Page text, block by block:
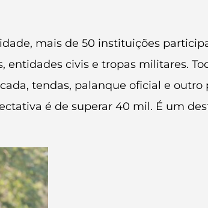
mais de 50 instituições
civis e tropas militares.
tendas, palanque oficial e outro
é de superar 40 mil. É um